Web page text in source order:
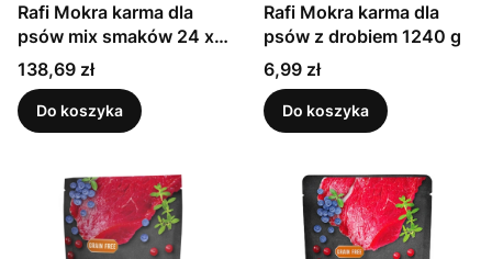
Rafi Mokra karma dla
psów mix smaków 24 x
500g
Cena
138,69 zł
Do koszyka
Rafi Mokra karma dla
psów z drobiem 1240 g
Cena
6,99 zł
Do koszyka